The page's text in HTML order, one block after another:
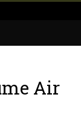
Air